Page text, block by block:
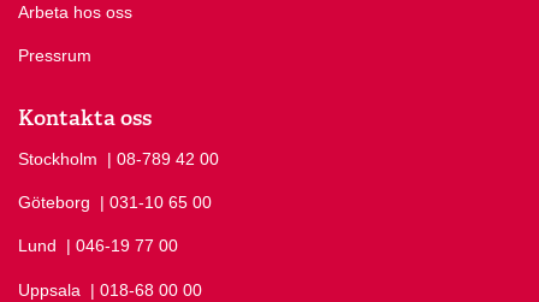
Arbeta hos oss
Pressrum
Kontakta oss
Stockholm Ring Stockholm på
| 08-789 42 00
Göteborg Ring Göteborg på
| 031-10 65 00
Lund Ring Lund på
| 046-19 77 00
Uppsala Ring Uppsala på
| 018-68 00 00